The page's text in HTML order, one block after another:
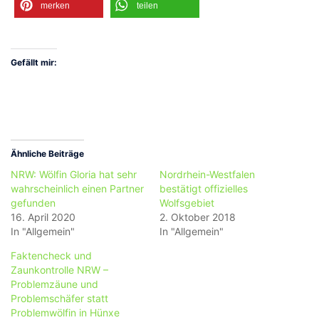
merken teilen
Gefällt mir:
Ähnliche Beiträge
NRW: Wölfin Gloria hat sehr
wahrscheinlich einen Partner
gefunden
16. April 2020
In "Allgemein"
Nordrhein-Westfalen
bestätigt offizielles
Wolfsgebiet
2. Oktober 2018
In "Allgemein"
Faktencheck und
Zaunkontrolle NRW –
Problemzäune und
Problemschäfer statt
Problemwölfin in Hünxe